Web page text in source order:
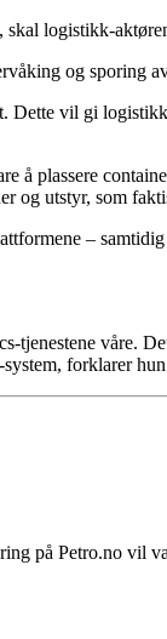
logistikk-
og sporing
vil gi
å plassere
og utstyr, som
–
våre.
forklarer
på Petro.no vil